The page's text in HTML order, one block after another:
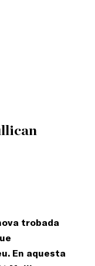
trobada
En aquesta